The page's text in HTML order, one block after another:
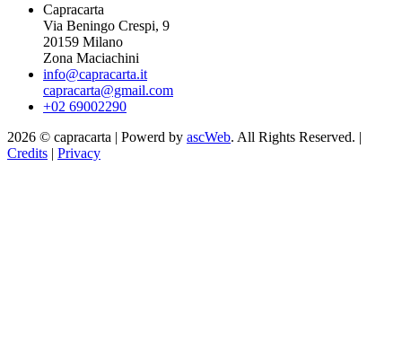
Capracarta
Via Beningo Crespi, 9
20159 Milano
Zona Maciachini
info@capracarta.it
capracarta@gmail.com
+02 69002290
2026 © capracarta | Powerd by ascWeb. All Rights Reserved. |
Credits | Privacy